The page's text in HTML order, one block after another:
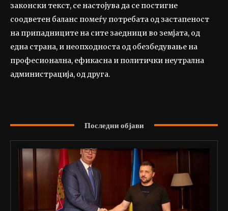
законски текст, се настојува да се постигне
соодветен баланс помеѓу потребата од застапеност
на припадниците на сите заедници во земјата, од
една страна, и неопходноста од обезбедување на
професионална, ефикасна и политички неутрална
администрација, од друга.
Последни објави